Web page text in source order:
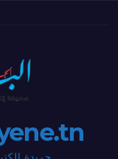
جريدة